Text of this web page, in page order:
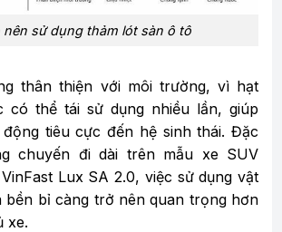
nên sử dụng thảm lót sàn ô tô
thân thiện với môi trường, vì hạt
có thể tái sử dụng nhiều lần, giúp
động tiêu cực đến hệ sinh thái. Đặc
chuyến đi dài trên mẫu xe SUV
Lux SA 2.0, việc sử dụng vật
bền bỉ càng trở nên quan trọng hơn
xe.